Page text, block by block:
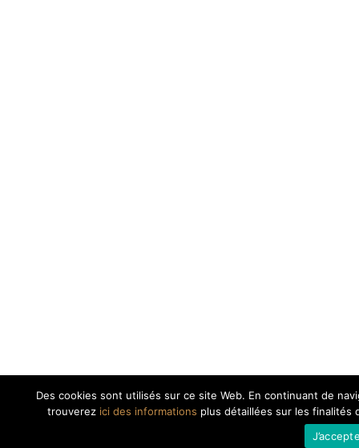
Des cookies sont utilisés sur ce site Web. En continuant de
trouverez ici des informations plus détaillées sur les finalités